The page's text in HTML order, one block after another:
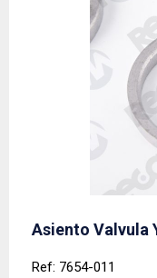
Asiento Valvula
Ref: 7654-011